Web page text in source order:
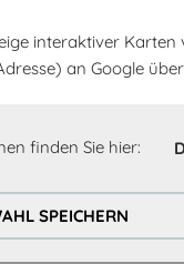
interaktiver
an Google
finden Sie hier:
SPEICHERN